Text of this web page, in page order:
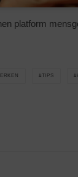
platform
TIPS